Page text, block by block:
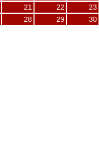
21 22
23
28 29
30